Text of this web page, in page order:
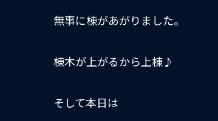
無事に棟があがりました。
棟木が上がるから上棟♪
そして本日は